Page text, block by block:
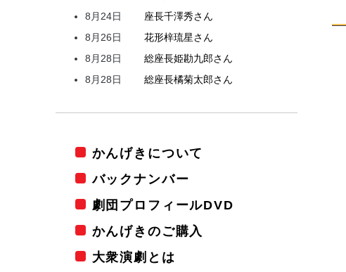
8月24日
座長千澤秀さん
8月26日
花形梓琉星さん
8月28日
総座長姫勘九郎さん
8月28日
総座長橘菊太郎さん
かんげきについて
バックナンバー
劇団プロフィールDVD
かんげきのご購入
大衆演劇とは